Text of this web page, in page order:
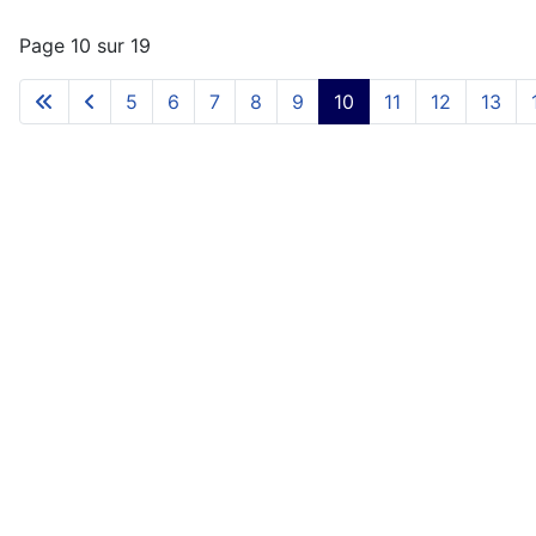
Page 10 sur 19
5 6 7 8 9 10 11 12 13